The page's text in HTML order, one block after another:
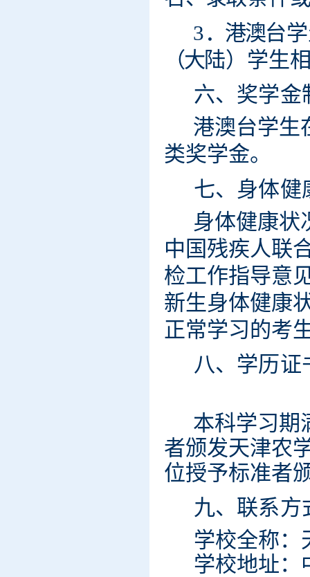
3 ．港澳台学
（大陆） 学生
六、奖学金
港澳台学生
类奖学金。
七、身体健
身体健康状
中 国残疾人联
检工作指导意
新生身体健康
正常学习的考
八、学历证
本科学习期
者颁发天津农
位授予标准者
九、联系方
学校全称：
学校地址：